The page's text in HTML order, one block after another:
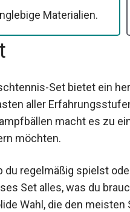
Materialien.
Set bietet ein
aller
macht es zu
möchten.
du regelmäßig spielst
dieses Set alles, was
solide Wahl, die den